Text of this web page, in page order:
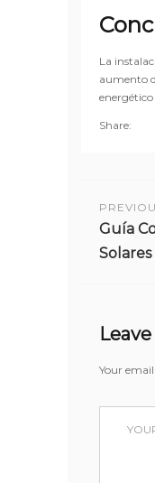
La
aumento
Share:
Guía
Your